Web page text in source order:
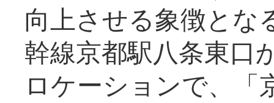
向上させる象徴とな
幹線京都駅八条東口
ロケーションで、「